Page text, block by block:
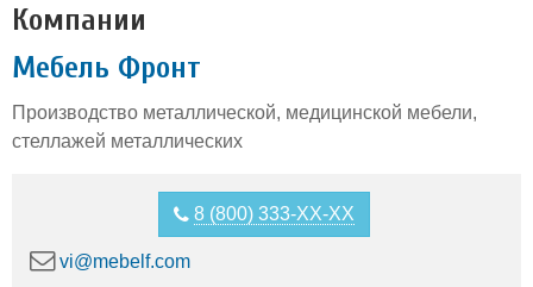
Компании
Мебель Фронт
Производство металлической, медицинской мебели,
стеллажей металлических
8 (800) 333-XX-XX
vi@mebelf.com